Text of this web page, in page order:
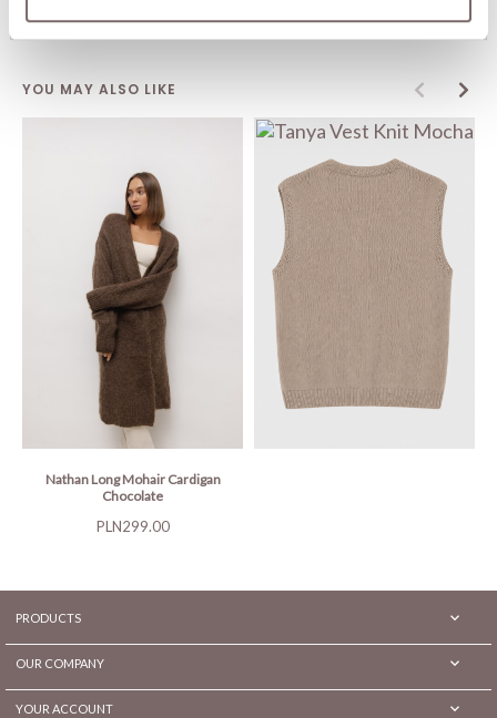
Ask about product
YOU MAY ALSO LIKE
Nathan Long Mohair Cardigan
Chocolate
Price
PLN299.00
Tanya Vest Knit Mocha
Price
PLN249.00
PRODUCTS 
OUR COMPANY 
YOUR ACCOUNT 